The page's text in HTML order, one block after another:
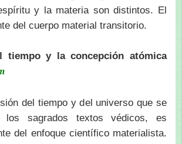
y la materia son distintos. El
del cuerpo material transitorio.
tiempo y la concepción atómica
del tiempo y del universo que se
los sagrados textos védicos, es
del enfoque científico materialista.